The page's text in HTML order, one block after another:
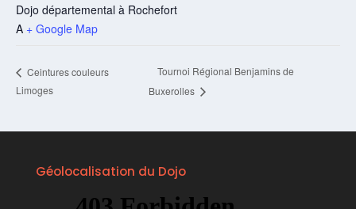
Dojo départemental à Rochefort
A + Google Map
Ceintures couleurs
Limoges
Tournoi Régional Benjamins de
Buxerolles
Géolocalisation du Dojo